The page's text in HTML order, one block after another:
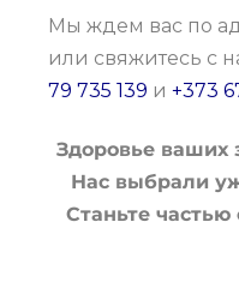
Мы ждем вас по
или свяжитесь с
79 735 139 и +373
Здоровье ваших
Нас выбрали
Станьте